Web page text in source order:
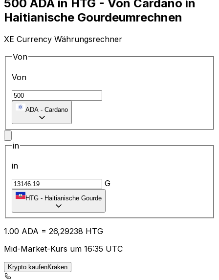
500 ADA in HTG - Von Cardano in
Haitianische Gourdeumrechnen
XE Currency Währungsrechner
Von
Von
ADA - Cardano
in
in
G
HTG - Haitianische Gourde
1.00 ADA = 26,29238 HTG
Mid-Market-Kurs um 16:35 UTC
Krypto kaufenKraken